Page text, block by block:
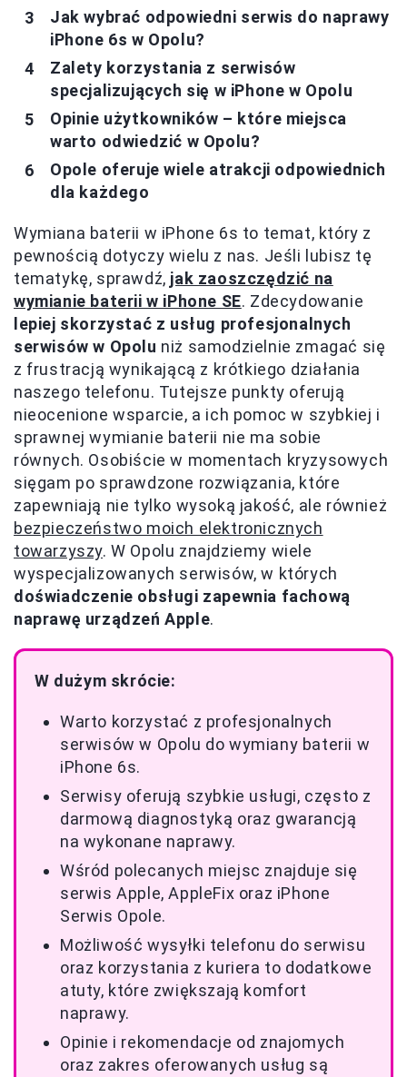
Jak wybrać odpowiedni serwis do naprawy
iPhone 6s w Opolu?
Zalety korzystania z serwisów
specjalizujących się w iPhone w Opolu
Opinie użytkowników – które miejsca
warto odwiedzić w Opolu?
Opole oferuje wiele atrakcji odpowiednich
dla każdego
Wymiana baterii w iPhone 6s to temat, który z
pewnością dotyczy wielu z nas. Jeśli lubisz tę
tematykę, sprawdź, jak zaoszczędzić na
wymianie baterii w iPhone SE. Zdecydowanie
lepiej skorzystać z usług profesjonalnych
serwisów w Opolu niż samodzielnie zmagać się
z frustracją wynikającą z krótkiego działania
naszego telefonu. Tutejsze punkty oferują
nieocenione wsparcie, a ich pomoc w szybkiej i
sprawnej wymianie baterii nie ma sobie
równych. Osobiście w momentach kryzysowych
sięgam po sprawdzone rozwiązania, które
zapewniają nie tylko wysoką jakość, ale również
bezpieczeństwo moich elektronicznych
towarzyszy. W Opolu znajdziemy wiele
wyspecjalizowanych serwisów, w których
doświadczenie obsługi zapewnia fachową
naprawę urządzeń Apple.
W dużym skrócie:
Warto korzystać z profesjonalnych
serwisów w Opolu do wymiany baterii w
iPhone 6s.
Serwisy oferują szybkie usługi, często z
darmową diagnostyką oraz gwarancją
na wykonane naprawy.
Wśród polecanych miejsc znajduje się
serwis Apple, AppleFix oraz iPhone
Serwis Opole.
Możliwość wysyłki telefonu do serwisu
oraz korzystania z kuriera to dodatkowe
atuty, które zwiększają komfort
naprawy.
Opinie i rekomendacje od znajomych
oraz zakres oferowanych usług są